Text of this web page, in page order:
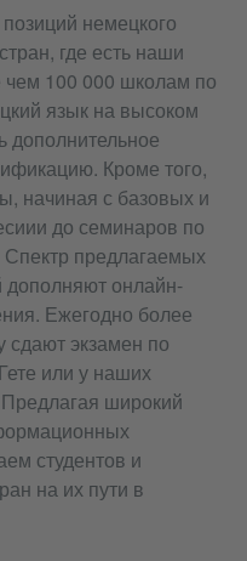
немецкого
где есть наши
100 000 школам по
язык на высоком
дополнительное
Кроме того,
начиная с базовых и
до семинаров по
предлагаемых
онлайн-
Ежегодно более
сдают экзамен по
или у наших
широкий
студентов и
на их пути в